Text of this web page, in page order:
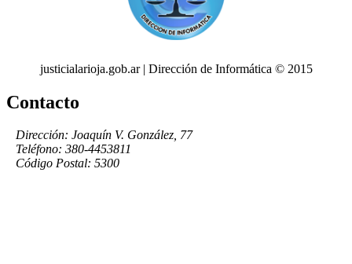
justicialarioja.gob.ar | Dirección de Informática © 2015
Contacto
Dirección: Joaquín V. González, 77
Teléfono: 380-4453811
Código Postal: 5300